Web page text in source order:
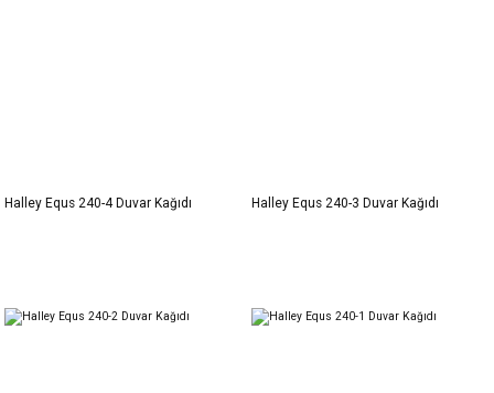
Halley Equs 240-4 Duvar Kağıdı Halley Equs 240-3 Duvar Kağıdı